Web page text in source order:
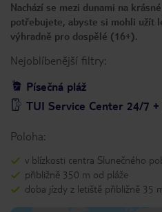
Nachází se mezi dunami na
potřebujete, abyste si mohli užít
výhradně pro dospělé (16+).
Nejoblíbenější filtry:
Písečná pláž
TUI Service Center 24/7 +
Poloha:
v blízkosti centra Slunečného
přibližně 350 m od pláže
doba jízdy z letiště přibližně 35